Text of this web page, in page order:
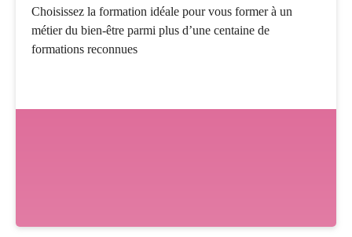
Choisissez la formation idéale pour vous former à un
métier du bien-être parmi plus d’une centaine de
formations reconnues